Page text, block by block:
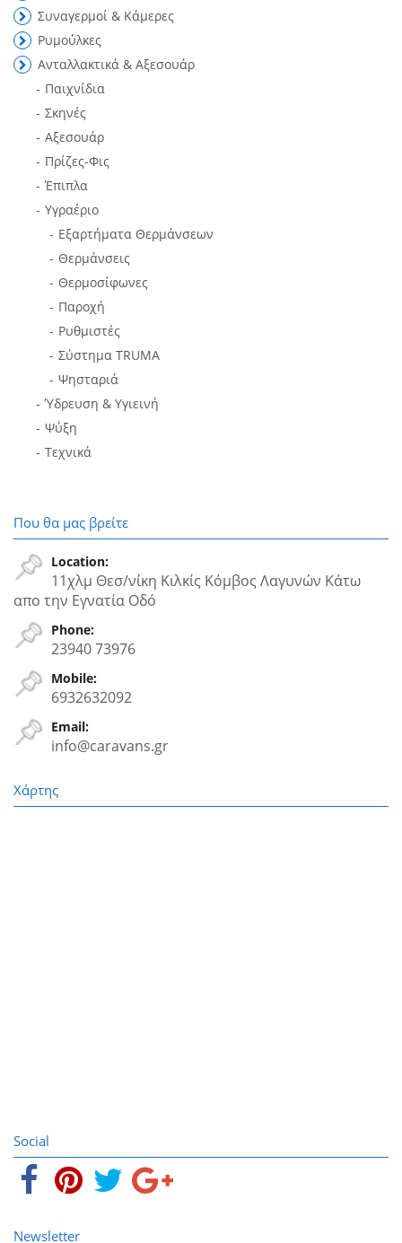
Συναγερμοί & Κάμερες
Ρυμούλκες
Ανταλλακτικά & Αξεσουάρ
Παιχνίδια
Σκηνές
Αξεσουάρ
Πρίζες-Φις
Έπιπλα
Υγραέριο
Εξαρτήματα Θερμάνσεων
Θερμάνσεις
Θερμοσίφωνες
Παροχή
Ρυθμιστές
Σύστημα TRUMA
Ψησταριά
Ύδρευση & Υγιεινή
Ψύξη
Τεχνικά
Που θα μας βρείτε
Location:
11χλμ Θεσ/νίκη Κιλκίς Κόμβος Λαγυνών Κάτω
απο την Εγνατία Oδό
Phone:
23940 73976
Mobile:
6932632092
Email:
info@caravans.gr
Χάρτης
Social
Newsletter